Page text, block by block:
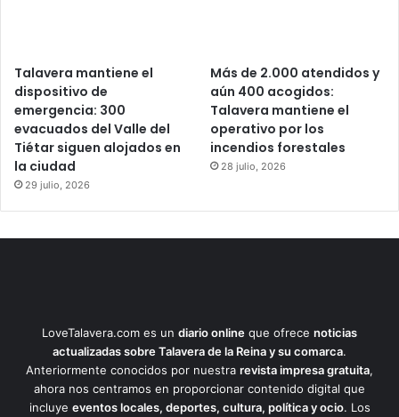
Talavera mantiene el
dispositivo de
emergencia: 300
evacuados del Valle del
Tiétar siguen alojados en
la ciudad
29 julio, 2026
Más de 2.000 atendidos y
aún 400 acogidos:
Talavera mantiene el
operativo por los
incendios forestales
28 julio, 2026
LoveTalavera.com es un diario online que ofrece noticias
actualizadas sobre Talavera de la Reina y su comarca.
Anteriormente conocidos por nuestra revista impresa gratuita,
ahora nos centramos en proporcionar contenido digital que
incluye eventos locales, deportes, cultura, política y ocio. Los